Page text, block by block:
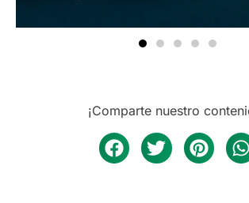
¡Comparte nuestro